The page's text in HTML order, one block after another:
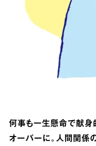
何事も一生懸命で献身
オーバーに。人間関係